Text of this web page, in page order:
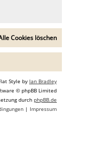
Cookies löschen
Style by Ian Bradley
© phpBB Limited
durch phpBB.de
| Impressum